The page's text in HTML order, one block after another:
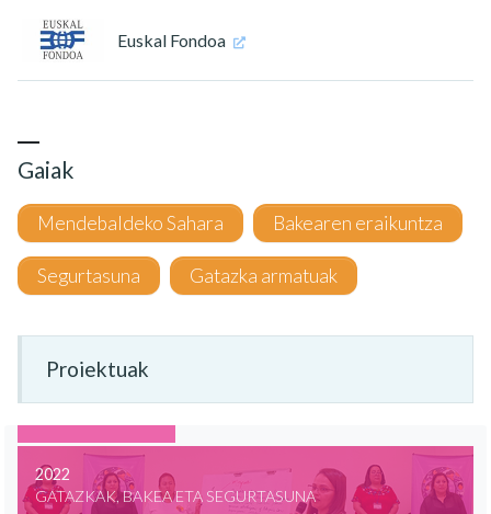
Euskal Fondoa
Gaiak
Mendebaldeko Sahara Bakearen eraikuntza
Segurtasuna Gatazka armatuak
Proiektuak
2022
GATAZKAK, BAKEA ETA SEGURTASUNA